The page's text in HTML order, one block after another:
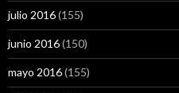
julio 2016(155)
junio 2016(150)
mayo 2016(155)